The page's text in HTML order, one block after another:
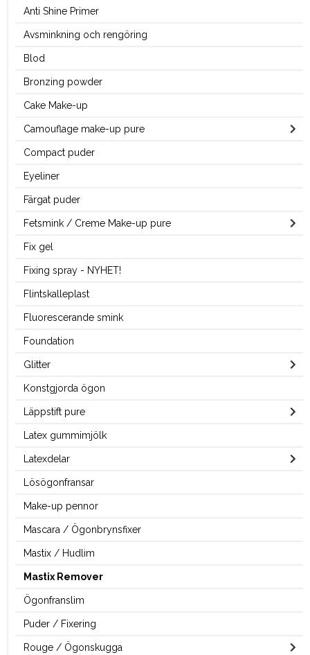
Anti Shine Primer
Avsminkning och rengöring
Blod
Bronzing powder
Cake Make-up
Camouflage make-up pure
Compact puder
Eyeliner
Färgat puder
Fetsmink / Creme Make-up pure
Fix gel
Fixing spray - NYHET!
Flintskalleplast
Fluorescerande smink
Foundation
Glitter
Konstgjorda ögon
Läppstift pure
Latex gummimjölk
Latexdelar
Lösögonfransar
Make-up pennor
Mascara / Ögonbrynsfixer
Mastix / Hudlim
Mastix Remover
Ögonfranslim
Puder / Fixering
Rouge / Ögonskugga